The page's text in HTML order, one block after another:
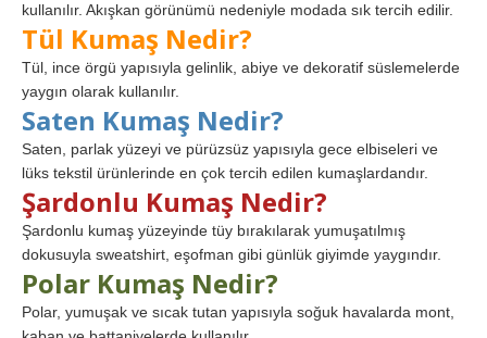
kullanılır. Akışkan görünümü nedeniyle modada sık tercih edilir.
Tül Kumaş Nedir?
Tül, ince örgü yapısıyla gelinlik, abiye ve dekoratif süslemelerde
yaygın olarak kullanılır.
Saten Kumaş Nedir?
Saten, parlak yüzeyi ve pürüzsüz yapısıyla gece elbiseleri ve
lüks tekstil ürünlerinde en çok tercih edilen kumaşlardandır.
Şardonlu Kumaş Nedir?
Şardonlu kumaş yüzeyinde tüy bırakılarak yumuşatılmış
dokusuyla sweatshirt, eşofman gibi günlük giyimde yaygındır.
Polar Kumaş Nedir?
Polar, yumuşak ve sıcak tutan yapısıyla soğuk havalarda mont,